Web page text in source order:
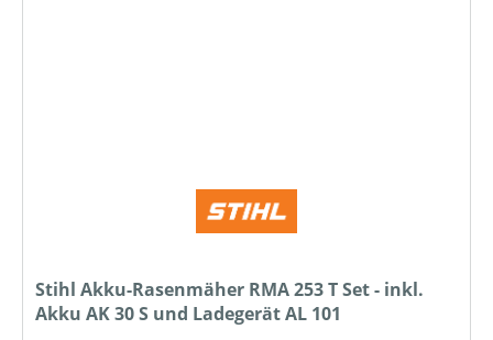
Stihl Akku-Rasenmäher RMA 253 T Set - inkl.
Akku AK 30 S und Ladegerät AL 101